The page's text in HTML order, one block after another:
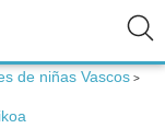
de niñas Vascos >